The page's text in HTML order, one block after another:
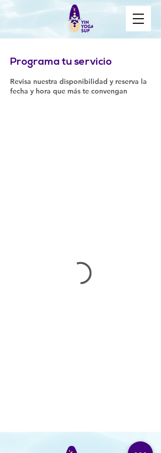
Programa tu servicio
Revisa nuestra disponibilidad y reserva la
fecha y hora que más te convengan